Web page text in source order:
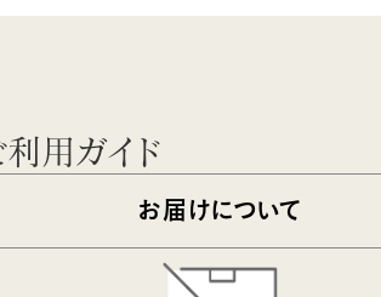
利用ガイド
お届けについて